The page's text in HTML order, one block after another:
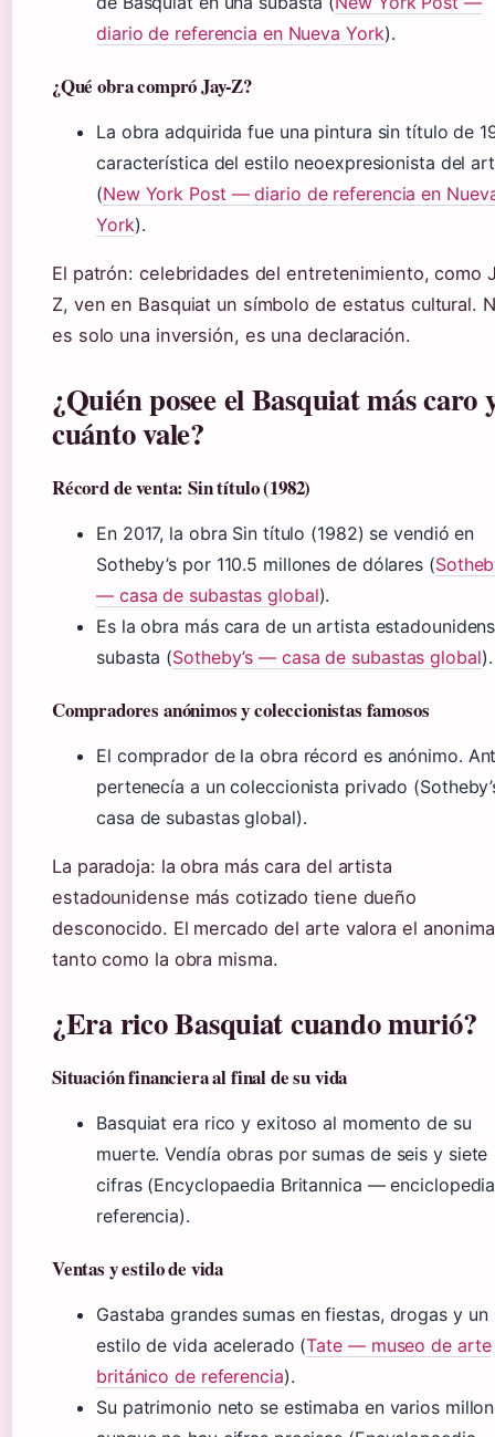
diario de referencia en Nueva York).
¿Qué obra compró Jay-Z?
La obra adquirida fue una pintura sin título de
característica del estilo neoexpresionista del
(New York Post — diario de referencia en
York).
El patrón: celebridades del entretenimiento, como
Z, ven en Basquiat un símbolo de estatus cultural.
es solo una inversión, es una declaración.
¿Quién posee el Basquiat más caro
cuánto vale?
Récord de venta: Sin título (1982)
En 2017, la obra Sin título (1982) se vendió en
Sotheby’s por 110.5 millones de dólares (
— casa de subastas global).
Es la obra más cara de un artista
subasta (Sotheby’s — casa de subastas global).
Compradores anónimos y coleccionistas famosos
El comprador de la obra récord es anónimo.
pertenecía a un coleccionista privado
casa de subastas global).
La paradoja: la obra más cara del artista
estadounidense más cotizado tiene dueño
desconocido. El mercado del arte valora el
tanto como la obra misma.
¿Era rico Basquiat cuando murió?
Situación financiera al final de su vida
Basquiat era rico y exitoso al momento de su
muerte. Vendía obras por sumas de seis y siete
cifras (Encyclopaedia Britannica —
referencia).
Ventas y estilo de vida
Gastaba grandes sumas en fiestas, drogas y un
estilo de vida acelerado (Tate — museo de arte
británico de referencia).
Su patrimonio neto se estimaba en varios